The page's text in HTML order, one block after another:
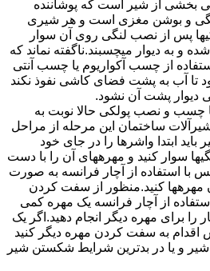
بخشی از شیر است که پوشاننده
و بوشن مغزی است و هر شیری
پس از نصب لنگی روی آن سوار
و به دیوار میچسبند.ناگفته نماند که
از چسب آکواریوم یا چسب آنتی
تا آب به پشت فضای کاشی نفوذ نکند
دیوار پشت آن نشود.
و نصب پولکی حالا نوبت به
ساختمان این مرحله از مراحل
ابتدا واشرها را در جای خود
سوار کنید و مهرههای آن را با دست
با استفاده از آچار فرانسه به صورت
مهرهها کنید.منظور از سفت کردن
از آچار فرانسه یک مهره کمی
برای مهره دیگر انجام دهید.اگر یک
به سفت کردن مهره دیگر کنید
و یا در بدترین شرایط شکستن شیر